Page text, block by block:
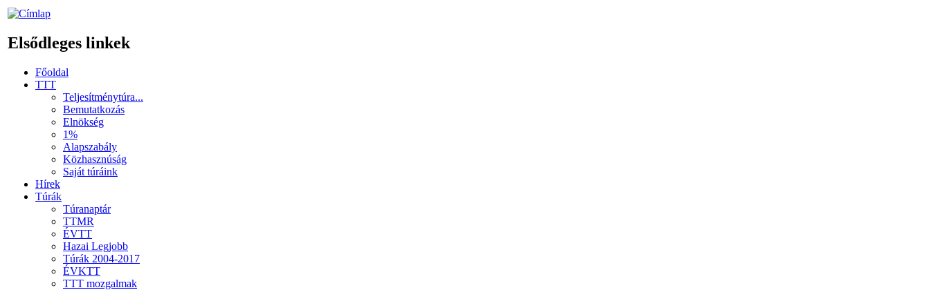
Elsődleges linkek
Főoldal
TTT
Teljesítménytúra...
Bemutatkozás
Elnökség
1%
Alapszabály
Közhasznúság
Saját túráink
Hírek
Túrák
Túranaptár
TTMR
ÉVTT
Hazai Legjobb
Túrák 2004-2017
ÉVKTT
TTT mozgalmak